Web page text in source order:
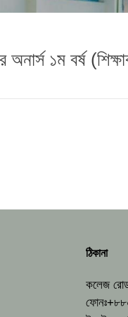
অনার্স ১ম বর্ষ
ঠিকানা
কলেজ